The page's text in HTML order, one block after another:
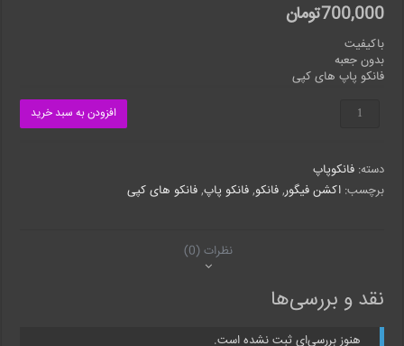
700,000تومان
باکیفیت
بدون جعبه
فانکو پاپ های کپی
کپی)
عدد
افزودن به سبد خرید
دسته:فانکوپاپ
برچسب:اکشن فیگور,فانکو,فانکو پاپ,فانکو های کپی
نظرات (0)
نقد و بررسی‌ها
هنوز بررسی‌ای ثبت نشده است.